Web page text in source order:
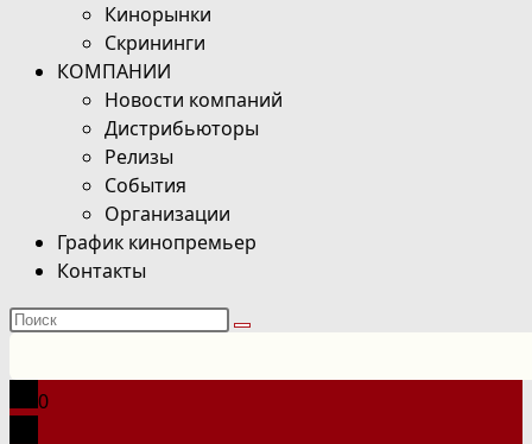
Кинорынки
Скрининги
КОМПАНИИ
Новости компаний
Дистрибьюторы
Релизы
События
Организации
График кинопремьер
Контакты
Поиск
сайте
0